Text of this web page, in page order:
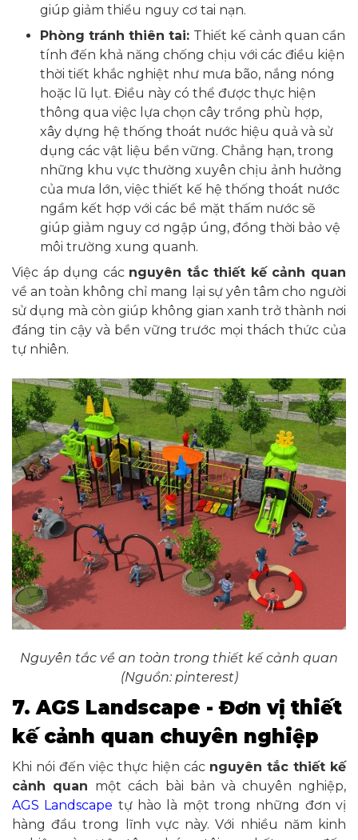
giúp giảm thiểu nguy cơ tai nạn.
Phòng tránh thiên tai: Thiết kế cảnh quan cần
tính đến khả năng chống chịu với các điều kiện
thời tiết khắc nghiệt như mưa bão, nắng nóng
hoặc lũ lụt. Điều này có thể được thực hiện
thông qua việc lựa chọn cây trồng phù hợp,
xây dựng hệ thống thoát nước hiệu quả và sử
dụng các vật liệu bền vững. Chẳng hạn, trong
những khu vực thường xuyên chịu ảnh hưởng
của mưa lớn, việc thiết kế hệ thống thoát nước
ngầm kết hợp với các bề mặt thấm nước sẽ
giúp giảm nguy cơ ngập úng, đồng thời bảo vệ
môi trường xung quanh.
Việc áp dụng các nguyên tắc thiết kế cảnh quan
về an toàn không chỉ mang lại sự yên tâm cho người
sử dụng mà còn giúp không gian xanh trở thành nơi
đáng tin cậy và bền vững trước mọi thách thức của
tự nhiên.
Nguyên tắc về an toàn trong thiết kế cảnh quan
(Nguồn: pinterest)
7. AGS Landscape - Đơn vị thiết
kế cảnh quan chuyên nghiệp
Khi nói đến việc thực hiện các nguyên tắc thiết kế
cảnh quan một cách bài bản và chuyên nghiệp,
AGS Landscape tự hào là một trong những đơn vị
hàng đầu trong lĩnh vực này. Với nhiều năm kinh